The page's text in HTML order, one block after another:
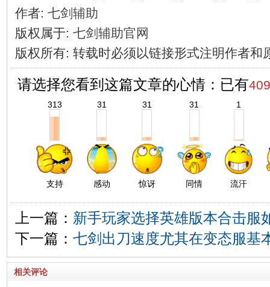
作者: 七剑辅助
版权属于: 七剑辅助官网
版权所有: 转载时必须以链接形式注明作者和
请选择您看到这篇文章的心情：已有409
313
支持
31
感动
31
惊讶
31
同情
1
流汗
上一篇： 新手玩家选择英雄版本合击服
下一篇： 七剑出刀速度尤其在变态服基
相关评论